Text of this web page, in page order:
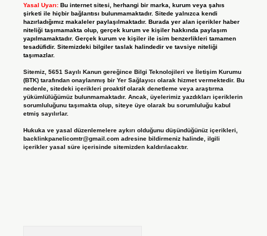
Yasal Uyarı: Bu internet sitesi, herhangi bir marka, kurum veya şahıs
şirketi ile hiçbir bağlantısı bulunmamaktadır. Sitede yalnızca kendi
hazırladığımız makaleler paylaşılmaktadır. Burada yer alan içerikler haber
niteliği taşımamakta olup, gerçek kurum ve kişiler hakkında paylaşım
yapılmamaktadır. Gerçek kurum ve kişiler ile isim benzerlikleri tamamen
tesadüfidir. Sitemizdeki bilgiler taslak halindedir ve tavsiye niteliği
taşımazlar.
Sitemiz, 5651 Sayılı Kanun gereğince Bilgi Teknolojileri ve İletişim Kurumu
(BTK) tarafından onaylanmış bir Yer Sağlayıcı olarak hizmet vermektedir. Bu
nedenle, sitedeki içerikleri proaktif olarak denetleme veya araştırma
yükümlülüğümüz bulunmamaktadır. Ancak, üyelerimiz yazdıkları içeriklerin
sorumluluğunu taşımakta olup, siteye üye olarak bu sorumluluğu kabul
etmiş sayılırlar.
Hukuka ve yasal düzenlemelere aykırı olduğunu düşündüğünüz içerikleri,
backlinkpanelicomtr@gmail.comadresine bildirmeniz halinde, ilgili
içerikler yasal süre içerisinde sitemizden kaldırılacaktır.